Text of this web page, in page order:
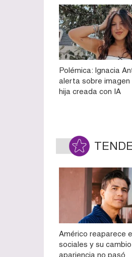
Polémica: Ignacia
alerta sobre imagen
hija creada con IA
Américo reaparece
sociales y su
apariencia no pasó